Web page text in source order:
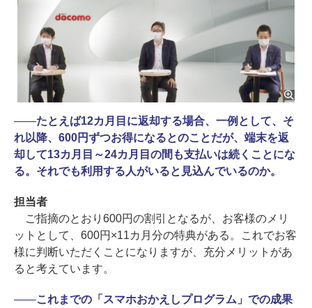
――たとえば12カ月目に返却する場合、一例として、そ
れ以降、600円ずつお得になるとのことだが、端末を返
却して13カ月目～24カ月目の間も支払いは続くことにな
る。それでも利用する人がいると見込んでいるのか。
担当者
ご指摘のとおり600円の割引となるが、お客様のメリ
ットとして、600円×11カ月分の特典がある。これでお客
様に判断いただくことになりますが、充分メリットがあ
ると考えています。
――これまでの「スマホおかえしプログラム」での成果